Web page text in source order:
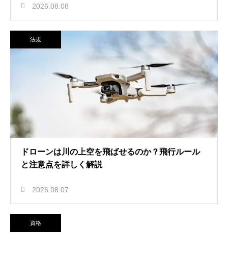
2026.08.08
法規
ドローンは川の上空を飛ばせるのか？飛行ルール
と注意点を詳しく解説
2026.08.07
資格